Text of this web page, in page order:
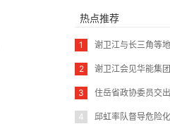
热点推荐
1 谢卫江与长三角等
2 谢卫江会见华能集
3 住岳省政协委员交
4 邱虹率队督导危险